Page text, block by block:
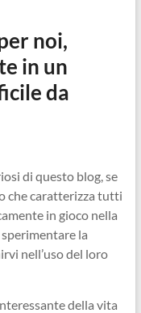
noi,
in un
da
di questo blog, se
che caratterizza tutti
in gioco nella
la
nell’uso del loro
della vita